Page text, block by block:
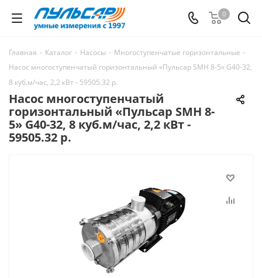
0
Главная - Каталог - Насосы - Многоступенчатые горизонтальные -
Насос многоступенчатый горизонтальный «Пульсар SMH 8-5» G40-32,
8 куб.м/час, 2,2 кВт - 59505.32 р.
Насос многоступенчатый
горизонтальный «Пульсар SMH 8-
5» G40-32, 8 куб.м/час, 2,2 кВт -
59505.32 р.